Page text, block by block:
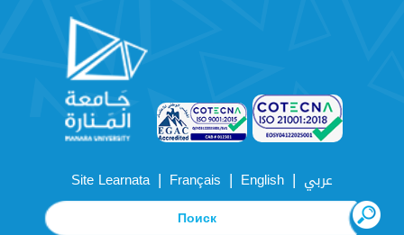
Site Learnata | Français | English | عربي